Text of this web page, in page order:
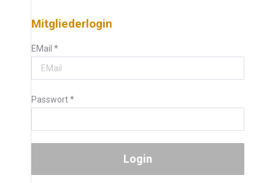
Mitgliederlogin
EMail *
Passwort*